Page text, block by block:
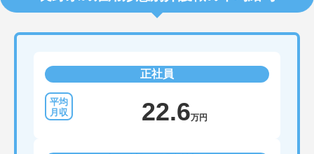
正社員
22.6万円